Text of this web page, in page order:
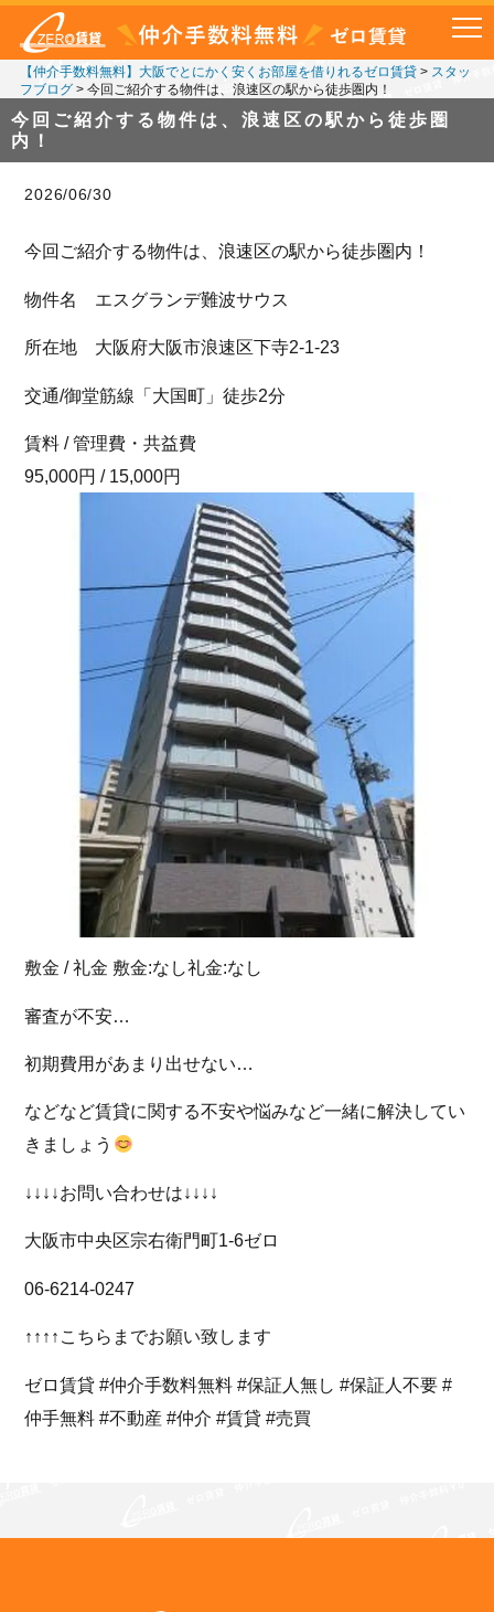
【仲介手数料無料】大阪でとにかく安くお部屋を借りれるゼロ賃貸> スタッ
フブログ> 今回ご紹介する物件は、浪速区の駅から徒歩圏内！
今回ご紹介する物件は、浪速区の駅から徒歩圏
内！
2026/06/30
今回ご紹介する物件は、浪速区の駅から徒歩圏内！
物件名 エスグランデ難波サウス
所在地 大阪府大阪市浪速区下寺2-1-23
交通/御堂筋線「大国町」徒歩2分
賃料 / 管理費・共益費
95,000円 / 15,000円
敷金 / 礼金 敷金:なし礼金:なし
審査が不安…
初期費用があまり出せない…
などなど賃貸に関する不安や悩みなど一緒に解決してい
きましょう
↓↓↓↓お問い合わせは↓↓↓↓
大阪市中央区宗右衛門町1-6ゼロ
06-6214-0247
↑↑↑↑こちらまでお願い致します
ゼロ賃貸 #仲介手数料無料 #保証人無し #保証人不要 #
仲手無料 #不動産 #仲介 #賃貸 #売買